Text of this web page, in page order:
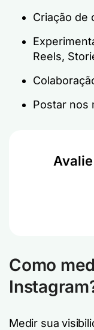
Criação de
Reels,
Postar nos
Como
Medir sua